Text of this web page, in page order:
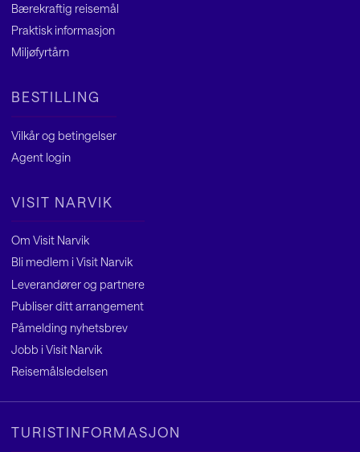
Bærekraftig reisemål
Praktisk informasjon
Miljøfyrtårn
BESTILLING
Vilkår og betingelser
Agent login
VISIT NARVIK
Om Visit Narvik
Bli medlem i Visit Narvik
Leverandører og partnere
Publiser ditt arrangement
Påmelding nyhetsbrev
Jobb i Visit Narvik
Reisemålsledelsen
TURISTINFORMASJON